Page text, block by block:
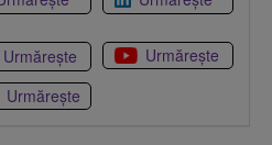
Urmărește
Urmărește
Urmărește